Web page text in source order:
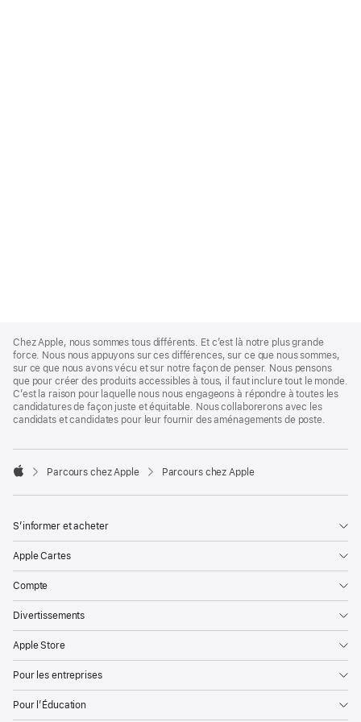
Footer
Chez Apple, nous sommes tous différents. Et c’est là notre plus grande
force. Nous nous appuyons sur ces différences, sur ce que nous sommes,
sur ce que nous avons vécu et sur notre façon de penser. Nous pensons
que pour créer des produits accessibles à tous, il faut inclure tout le monde.
C’est la raison pour laquelle nous nous engageons à répondre à toutes les
candidatures de façon juste et équitable. Nous collaborerons avec les
candidats et candidates pour leur fournir des aménagements de poste.

Parcours chez Apple Parcours chez Apple
S’informer et acheter
Apple Cartes
Compte
Divertissements
Apple Store
Pour les entreprises
Pour l’Éducation